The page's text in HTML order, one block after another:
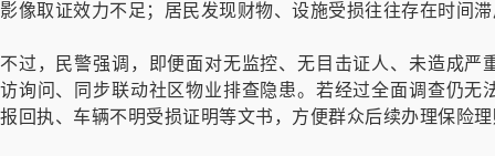
影像取证效力不足；居民发现财物、设施受损往往存在时间
不过，民警强调，即便面对无监控、无目击证人、未造成
访询问、同步联动社区物业排查隐患。若经过全面调查仍
报回执、车辆不明受损证明等文书，方便群众后续办理保险